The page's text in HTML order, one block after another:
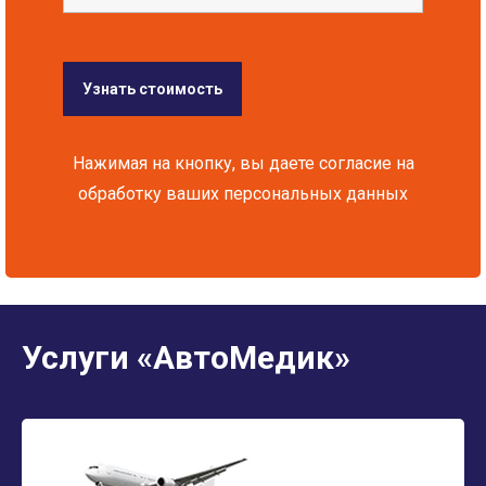
Нажимая на кнопку, вы даете согласие на
обработку ваших персональных данных
Услуги «АвтоМедик»